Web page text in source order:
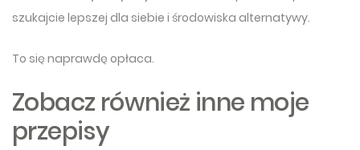
szukajcie lepszej dla siebie i środowiska alternatywy.
To się naprawdę opłaca.
Zobacz również inne moje
przepisy